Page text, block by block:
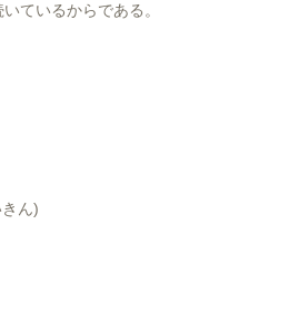
ているからである。
ん)